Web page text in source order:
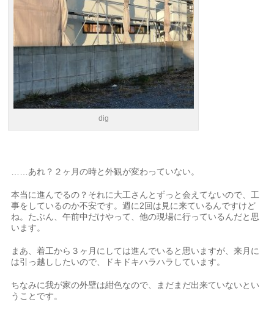
dig
……あれ？２ヶ月の時と外観が変わっていない。
本当に進んでるの？それに大工さんとずっと会えてないので、工
事をしているのか不安です。週に2回は見に来ているんですけど
ね。たぶん、午前中だけやって、他の現場に行っているんだと思
います。
まあ、着工から３ヶ月にしては進んでいると思いますが、来月に
は引っ越ししたいので、ドキドキハラハラしています。
ちなみに我が家の外壁は紺色なので、まだまだ出来ていないとい
うことです。